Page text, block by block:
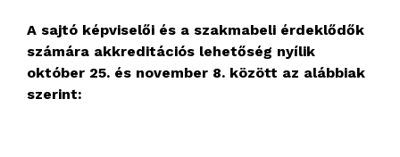
A sajtó képviselői és a szakmabeli érdeklődők
számára akkreditációs lehetőség nyílik
október 25. és november 8. között az alábbiak
szerint: